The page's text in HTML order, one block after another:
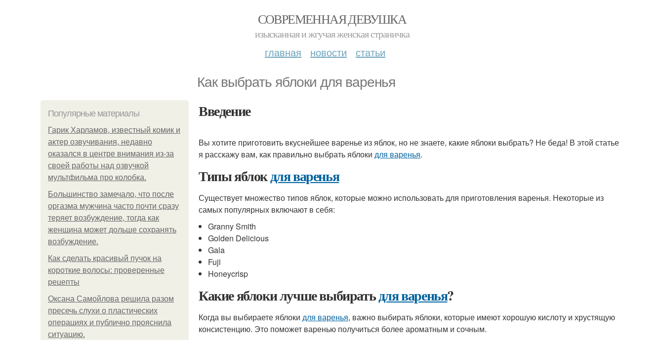
СОВРЕМЕННАЯ ДЕВУШКА
изысканная и жгучая женская страничка
главная новости статьи
Как выбрать яблоки для варенья
Популярные материалы
Гарик Харламов, известный комик и
актер озвучивания, недавно
оказался в центре внимания из-за
своей работы над озвучкой
мультфильма про колобка.
Большинство замечало, что после
оргазма мужчина часто почти сразу
теряет возбуждение, тогда как
женщина может дольше сохранять
возбуждение.
Как сделать красивый пучок на
короткие волосы: проверенные
рецепты
Оксана Самойлова решила разом
пресечь слухи о пластических
операциях и публично прояснила
ситуацию.
Введение
Вы хотите приготовить вкуснейшее варенье из яблок, но не знаете, какие яблоки выбрать? Не беда! В этой статье
я расскажу вам, как правильно выбрать яблоки для варенья.
Типы яблокдля варенья
Существует множество типов яблок, которые можно использовать для приготовления варенья. Некоторые из
самых популярных включают в себя:
Granny Smith
Golden Delicious
Gala
Fuji
Honeycrisp
Какие яблоки лучше выбиратьдля варенья?
Когда вы выбираете яблоки для варенья, важно выбирать яблоки, которые имеют хорошую кислоту и хрустящую
консистенцию. Это поможет варенью получиться более ароматным и сочным.